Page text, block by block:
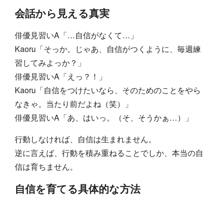
会話から見える真実
俳優見習いA「…自信がなくて…」
Kaoru「そっか。じゃあ、自信がつくように、毎週練
習してみよっか？」
俳優見習いA「えっ？！」
Kaoru「自信をつけたいなら、そのためのことをやら
なきゃ。当たり前だよね（笑）」
俳優見習いA「あ、はいっ。（そ、そうかぁ…）」
行動しなければ、自信は生まれません。
逆に言えば、行動を積み重ねることでしか、本当の自
信は育ちません。
自信を育てる具体的な方法